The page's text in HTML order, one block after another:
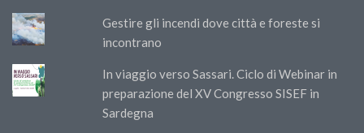
Gestire gli incendi dove città e foreste si
incontrano
In viaggio verso Sassari. Ciclo di Webinar in
preparazione del XV Congresso SISEF in
Sardegna